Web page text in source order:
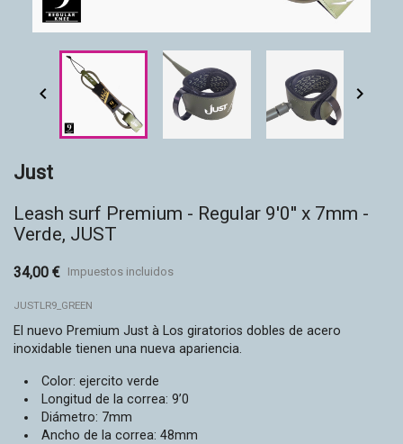
 
Just
Leash surf Premium - Regular 9'0'' x 7mm -
Verde, JUST
34,00 € Impuestos incluidos
JUSTLR9_GREEN
El nuevo Premium Just à Los giratorios dobles de acero
inoxidable tienen una nueva apariencia.
Color: ejercito verde
Longitud de la correa: 9’0
Diámetro: 7mm
Ancho de la correa: 48mm